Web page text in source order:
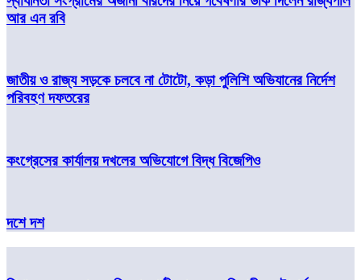
আর এন রবি
জাতীয় ও রাজ্য সড়কে চলবে না টোটো, কড়া পুলিশি অভিযানের নির্দেশ
পরিবহণ দফতরের
কংগ্রেসের কার্যালয় দখলের অভিযোগে বিদ্ধ বিজেপিও
দশে দশ